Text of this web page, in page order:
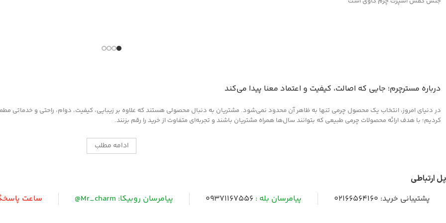
درباره مسترچرم؛ جایی که اصالت، کیفیت و اعتماد معنا پیدا می‌کند
در دنیای امروز، انتخاب یک محصول چرمی تنها به ظاهر آن محدود نمی‌شود. مشتریان به دنبال محصولی هستند که علاوه بر زیبایی، کیفیت، دوام، راحتی و خدماتی
کردیم؛ با هدف ارائه محصولات چرمی طبیعی که بتوانند سال‌ها همراه مشتریان باشند و تجربه‌ای متفاوت از خرید را رقم بزنند.
ادامه مطلب
پل ارتباطی
پشتیبانی خرید: 02166564160 پیامرسان بله : 09371167556 پیامرسان روبیکا: Mr_charm@ ساعت